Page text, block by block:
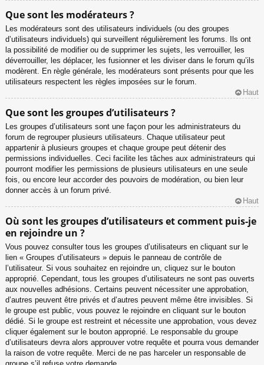
Que sont les modérateurs ?
Les modérateurs sont des utilisateurs individuels (ou des groupes
d’utilisateurs individuels) qui surveillent régulièrement les forums. Ils ont
la possibilité de modifier ou de supprimer les sujets, les verrouiller, les
déverrouiller, les déplacer, les fusionner et les diviser dans le forum qu’ils
modèrent. En règle générale, les modérateurs sont présents pour que les
utilisateurs respectent les règles imposées sur le forum.
Haut
Que sont les groupes d’utilisateurs ?
Les groupes d’utilisateurs sont une façon pour les administrateurs du
forum de regrouper plusieurs utilisateurs. Chaque utilisateur peut
appartenir à plusieurs groupes et chaque groupe peut détenir des
permissions individuelles. Ceci facilite les tâches aux administrateurs qui
pourront modifier les permissions de plusieurs utilisateurs en une seule
fois, ou encore leur accorder des pouvoirs de modération, ou bien leur
donner accès à un forum privé.
Haut
Où sont les groupes d’utilisateurs et comment puis-je
en rejoindre un ?
Vous pouvez consulter tous les groupes d’utilisateurs en cliquant sur le
lien « Groupes d’utilisateurs » depuis le panneau de contrôle de
l’utilisateur. Si vous souhaitez en rejoindre un, cliquez sur le bouton
approprié. Cependant, tous les groupes d’utilisateurs ne sont pas ouverts
aux nouvelles adhésions. Certains peuvent nécessiter une approbation,
d’autres peuvent être privés et d’autres peuvent même être invisibles. Si
le groupe est public, vous pouvez le rejoindre en cliquant sur le bouton
dédié. Si le groupe est restreint et nécessite une approbation, vous devez
cliquer également sur le bouton approprié. Le responsable du groupe
d’utilisateurs devra alors approuver votre requête et pourra vous demander
la raison de votre requête. Merci de ne pas harceler un responsable de